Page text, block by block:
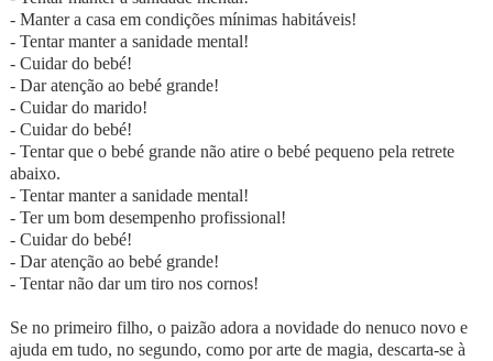
- Manter a casa em condições mínimas habitáveis!
- Tentar manter a sanidade mental!
- Cuidar do bebé!
- Dar atenção ao bebé grande!
- Cuidar do marido!
- Cuidar do bebé!
- Tentar que o bebé grande não atire o bebé pequeno pela retrete
abaixo.
- Tentar manter a sanidade mental!
- Ter um bom desempenho profissional!
- Cuidar do bebé!
- Dar atenção ao bebé grande!
- Tentar não dar um tiro nos cornos!
Se no primeiro filho, o paizão adora a novidade do nenuco novo e
ajuda em tudo, no segundo, como por arte de magia, descarta-se à